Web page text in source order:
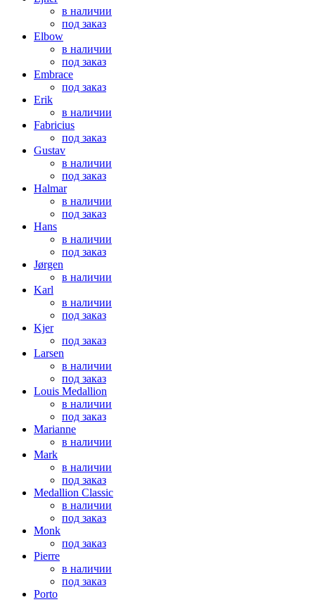
в наличии
под заказ
Elbow
в наличии
под заказ
Embrace
под заказ
Erik
в наличии
Fabricius
под заказ
Gustav
в наличии
под заказ
Halmar
в наличии
под заказ
Hans
в наличии
под заказ
Jørgen
в наличии
Karl
в наличии
под заказ
Kjer
под заказ
Larsen
в наличии
под заказ
Louis Medallion
в наличии
под заказ
Marianne
в наличии
Mark
в наличии
под заказ
Medallion Classic
в наличии
под заказ
Monk
под заказ
Pierre
в наличии
под заказ
Porto